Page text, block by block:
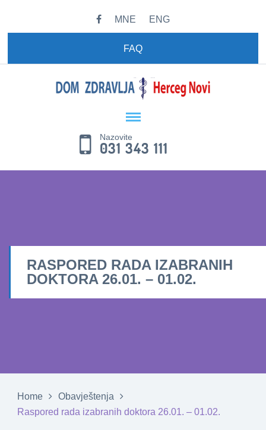
MNE ENG
FAQ
Nazovite
031 343 111
RASPORED RADA IZABRANIH
DOKTORA 26.01. – 01.02.
Home
Obavještenja
Raspored rada izabranih doktora 26.01. – 01.02.